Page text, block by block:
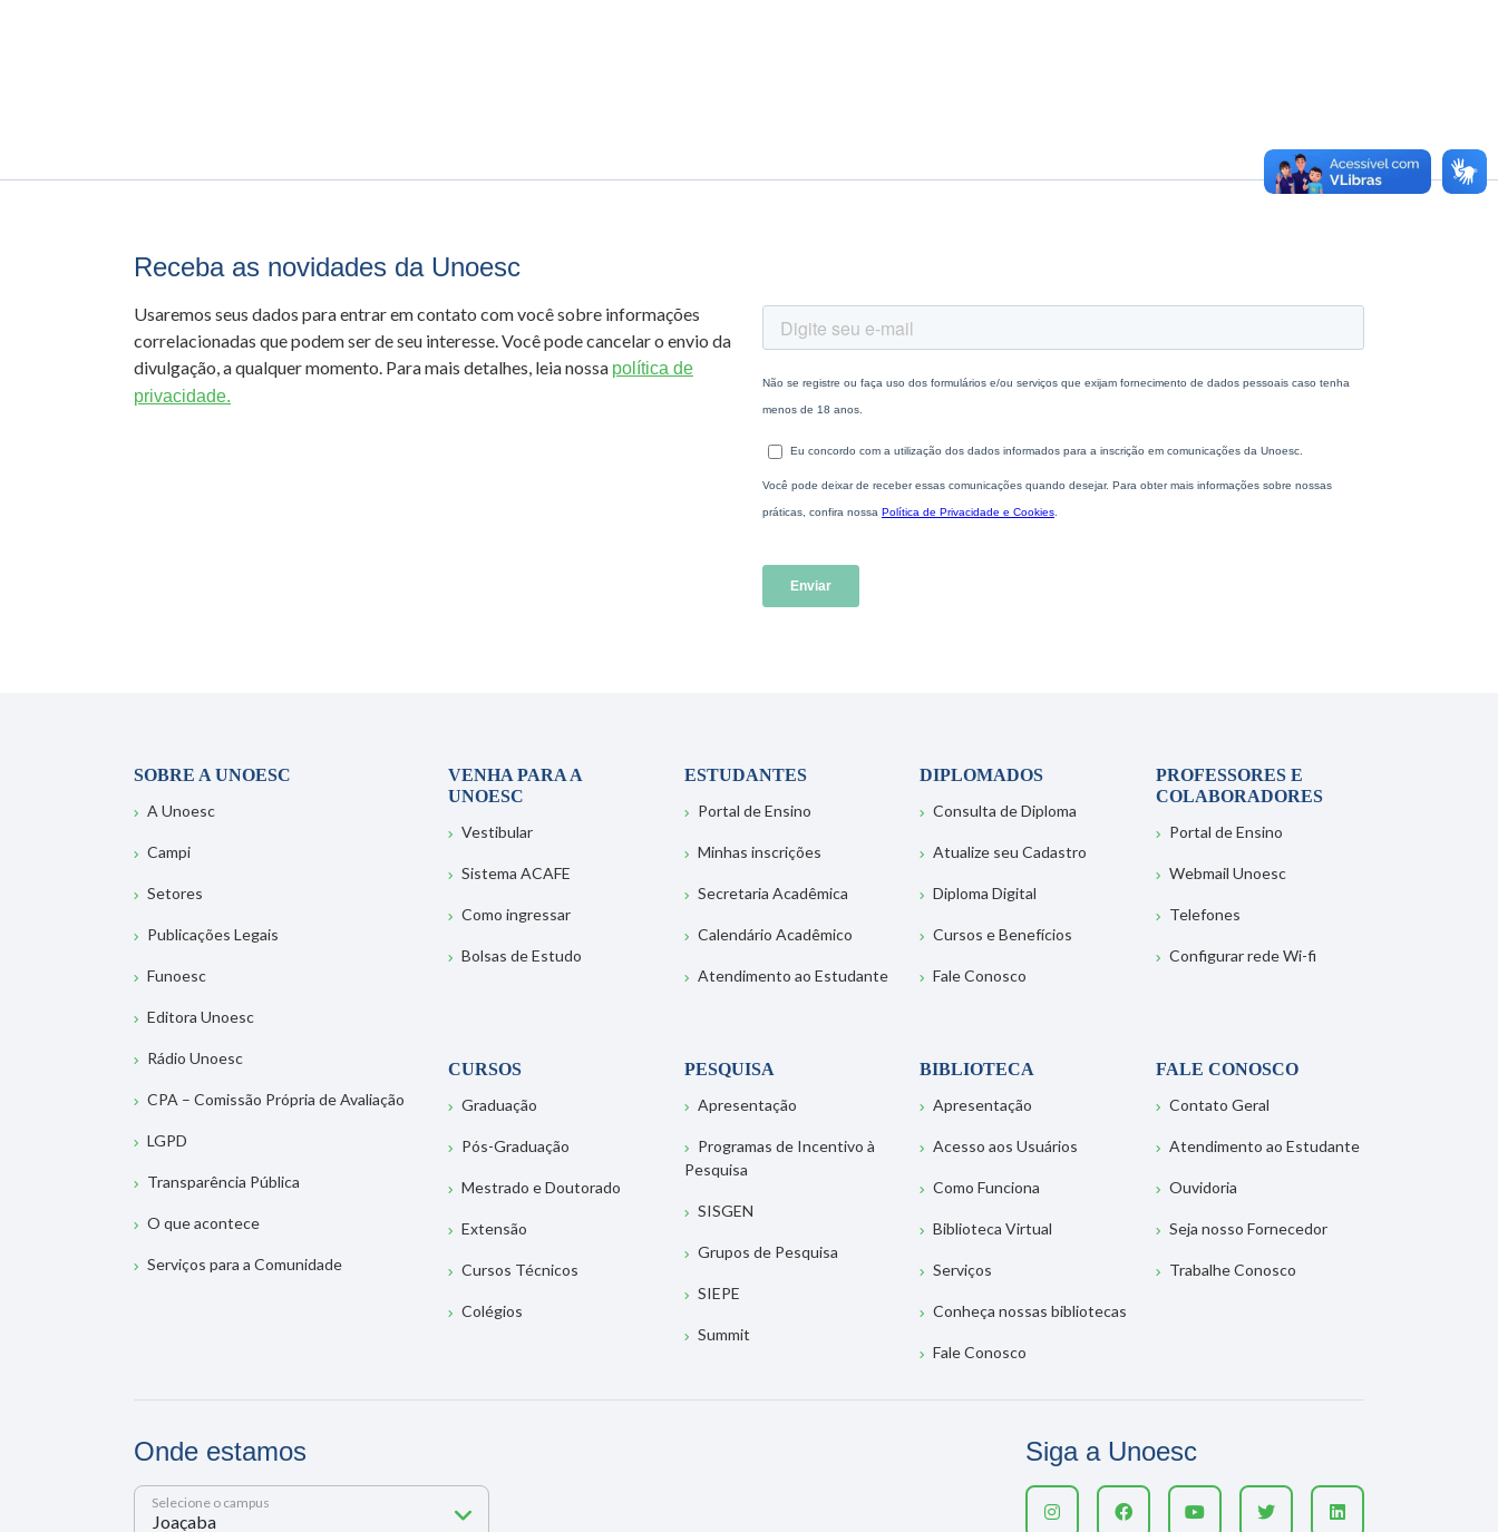
Receba as novidades da Unoesc
Usaremos seus dados para entrar em contato com você sobre informações
correlacionadas que podem ser de seu interesse. Você pode cancelar o envio da
divulgação, a qualquer momento. Para mais detalhes, leia nossa política de
privacidade.
SOBRE A UNOESC
A Unoesc
Campi
Setores
Publicações Legais
Funoesc
Editora Unoesc
Rádio Unoesc
CPA – Comissão Própria de Avaliação
LGPD
Transparência Pública
O que acontece
Serviços para a Comunidade
VENHA PARA A
UNOESC
Vestibular
Sistema ACAFE
Como ingressar
Bolsas de Estudo
ESTUDANTES
Portal de Ensino
Minhas inscrições
Secretaria Acadêmica
Calendário Acadêmico
Atendimento ao Estudante
DIPLOMADOS
Consulta de Diploma
Atualize seu Cadastro
Diploma Digital
Cursos e Benefícios
Fale Conosco
PROFESSORES E
COLABORADORES
Portal de Ensino
Webmail Unoesc
Telefones
Configurar rede Wi-fi
CURSOS
Graduação
Pós-Graduação
Mestrado e Doutorado
Extensão
Cursos Técnicos
Colégios
PESQUISA
Apresentação
Programas de Incentivo à
Pesquisa
SISGEN
Grupos de Pesquisa
SIEPE
Summit
BIBLIOTECA
Apresentação
Acesso aos Usuários
Como Funciona
Biblioteca Virtual
Serviços
Conheça nossas bibliotecas
Fale Conosco
FALE CONOSCO
Contato Geral
Atendimento ao Estudante
Ouvidoria
Seja nosso Fornecedor
Trabalhe Conosco
Onde estamos
Selecione o campus
Siga a Unoesc